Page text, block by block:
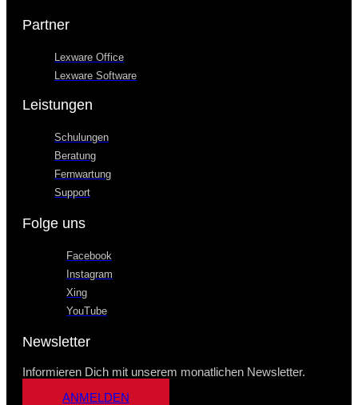
Partner
Lexware Office
Lexware Software
Leistungen
Schulungen
Beratung
Fernwartung
Support
Folge uns
Facebook
Instagram
Xing
YouTube
Newsletter
Informieren Dich mit unserem monatlichen Newsletter.
ANMELDEN